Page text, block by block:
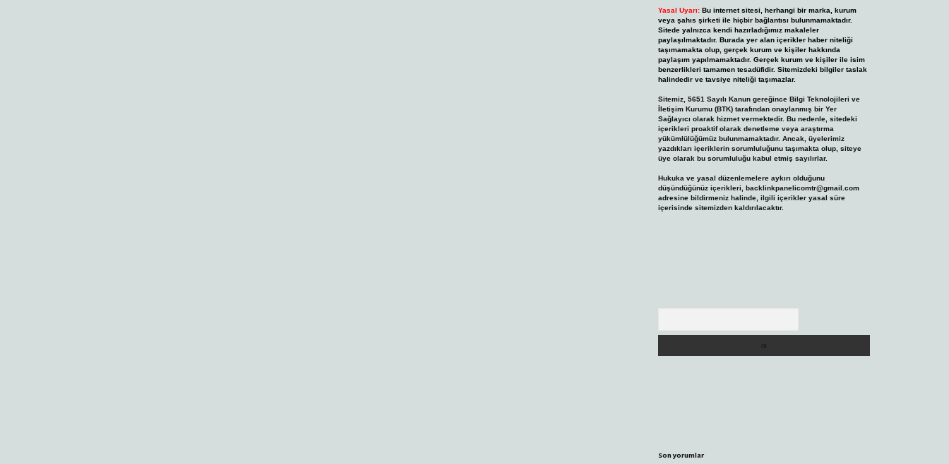
Yasal Uyarı: Bu internet sitesi, herhangi bir marka, kurum
veya şahıs şirketi ile hiçbir bağlantısı bulunmamaktadır.
Sitede yalnızca kendi hazırladığımız makaleler
paylaşılmaktadır. Burada yer alan içerikler haber niteliği
taşımamakta olup, gerçek kurum ve kişiler hakkında
paylaşım yapılmamaktadır. Gerçek kurum ve kişiler ile isim
benzerlikleri tamamen tesadüfidir. Sitemizdeki bilgiler taslak
halindedir ve tavsiye niteliği taşımazlar.
Sitemiz, 5651 Sayılı Kanun gereğince Bilgi Teknolojileri ve
İletişim Kurumu (BTK) tarafından onaylanmış bir Yer
Sağlayıcı olarak hizmet vermektedir. Bu nedenle, sitedeki
içerikleri proaktif olarak denetleme veya araştırma
yükümlülüğümüz bulunmamaktadır. Ancak, üyelerimiz
yazdıkları içeriklerin sorumluluğunu taşımakta olup, siteye
üye olarak bu sorumluluğu kabul etmiş sayılırlar.
Hukuka ve yasal düzenlemelere aykırı olduğunu
düşündüğünüz içerikleri, backlinkpanelicomtr@gmail.com
adresine bildirmeniz halinde, ilgili içerikler yasal süre
içerisinde sitemizden kaldırılacaktır.
Son yorumlar